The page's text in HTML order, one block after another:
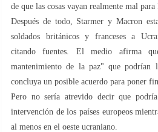
de que las cosas vayan realmente mal para
Después de todo, Starmer y Macron
soldados británicos y franceses a
citando fuentes. El medio afirma
mantenimiento de la paz" que podrían
concluya un posible acuerdo para poner
Pero no sería atrevido decir que
intervención de los países europeos
al menos en el oeste ucraniano.